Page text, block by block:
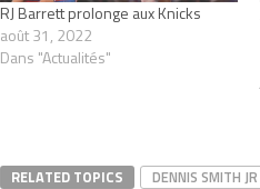
RJ Barrett prolonge aux Knicks
août 31, 2022
Dans "Actualités"
RELATED TOPICS DENNIS SMITH JR